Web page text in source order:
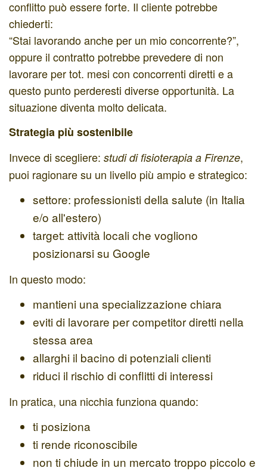
conflitto può essere forte. Il cliente potrebbe
chiederti:
“Stai lavorando anche per un mio concorrente?”,
oppure il contratto potrebbe prevedere di non
lavorare per tot. mesi con concorrenti diretti e a
questo punto perderesti diverse opportunità. La
situazione diventa molto delicata.
Strategia più sostenibile
Invece di scegliere: studi di fisioterapia a Firenze,
puoi ragionare su un livello più ampio e strategico:
settore: professionisti della salute (in Italia
e/o all'estero)
target: attività locali che vogliono
posizionarsi su Google
In questo modo:
mantieni una specializzazione chiara
eviti di lavorare per competitor diretti nella
stessa area
allarghi il bacino di potenziali clienti
riduci il rischio di conflitti di interessi
In pratica, una nicchia funziona quando:
ti posiziona
ti rende riconoscibile
non ti chiude in un mercato troppo piccolo e